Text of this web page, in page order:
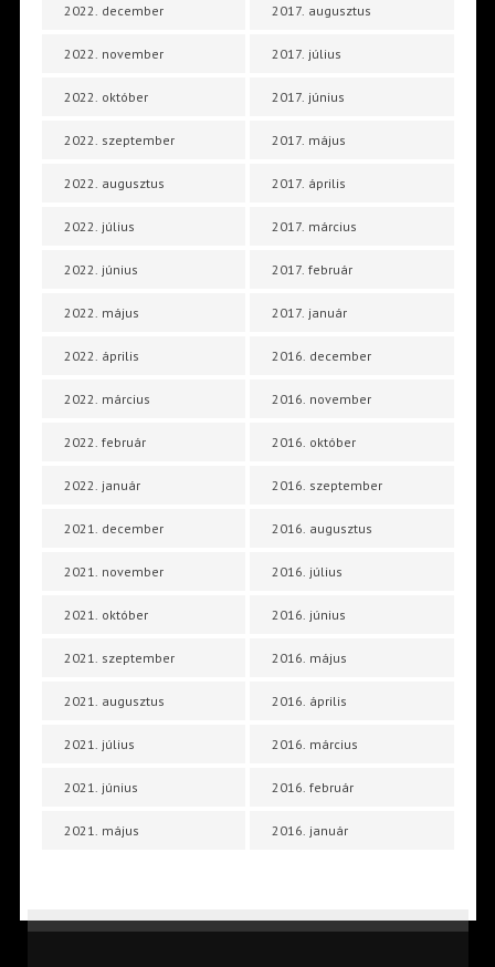
2022. december
2022. november
2022. október
2022. szeptember
2022. augusztus
2022. július
2022. június
2022. május
2022. április
2022. március
2022. február
2022. január
2021. december
2021. november
2021. október
2021. szeptember
2021. augusztus
2021. július
2021. június
2021. május
2017. augusztus
2017. július
2017. június
2017. május
2017. április
2017. március
2017. február
2017. január
2016. december
2016. november
2016. október
2016. szeptember
2016. augusztus
2016. július
2016. június
2016. május
2016. április
2016. március
2016. február
2016. január